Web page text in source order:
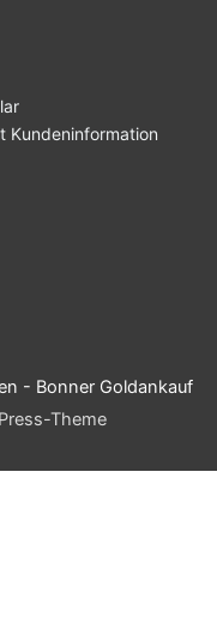
Kundeninformation
- Bonner Goldankauf
Theme